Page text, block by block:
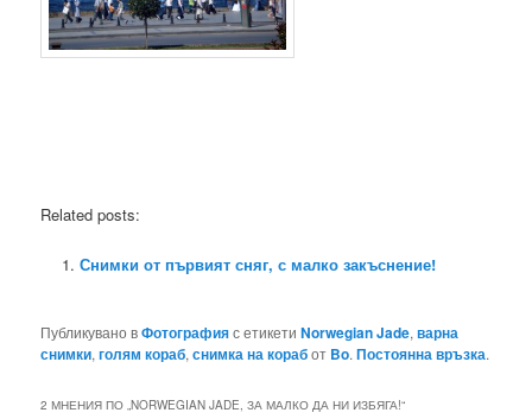
Related posts:
Снимки от първият сняг, с малко закъснение!
Публикувано вФотографияс етикетиNorwegian Jade,варна
снимки,голям кораб,снимка на коработ Bo.Постоянна връзка.
2 МНЕНИЯ ПО „NORWEGIAN JADE, ЗА МАЛКО ДА НИ ИЗБЯГА!“